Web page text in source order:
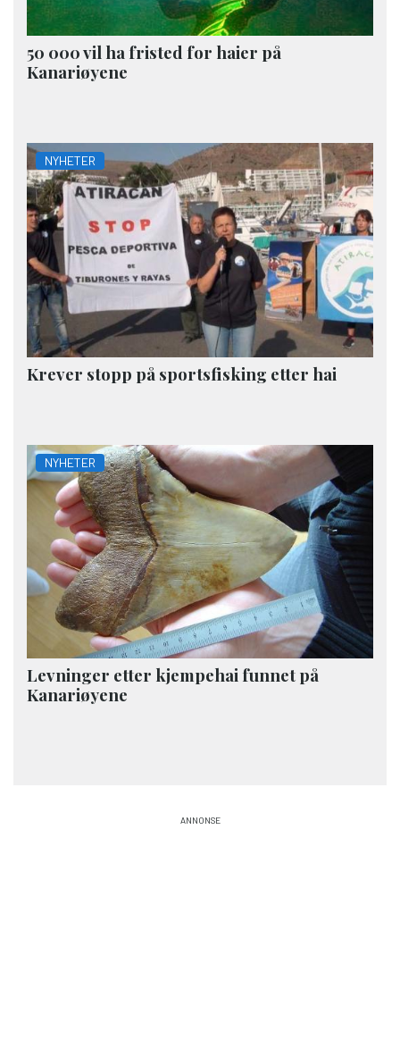
50 000 vil ha fristed for haier på
Kanariøyene
NYHETER
Krever stopp på sportsfisking etter hai
NYHETER
Levninger etter kjempehai funnet på
Kanariøyene